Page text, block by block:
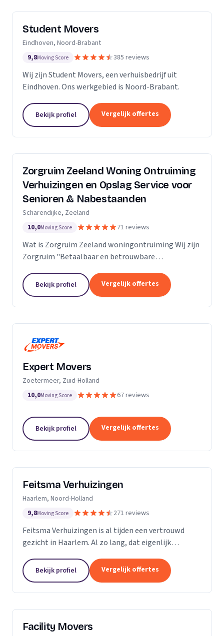
Student Movers
Eindhoven, Noord-Brabant
9,8Moving Score 385 reviews
Wij zijn Student Movers, een verhuisbedrijf uit
Eindhoven. Ons werkgebied is Noord-Brabant.
Bekijk profiel Vergelijk offertes
Zorgruim Zeeland Woning Ontruiming
Verhuizingen en Opslag Service voor
Senioren & Nabestaanden
Scharendijke, Zeeland
10,0Moving Score 71 reviews
Wat is Zorgruim Zeeland woningontruiming Wij zijn
Zorgruim "Betaalbaar en betrouwbare
kleine verhuizingen.” Onze Kwaliteit is namelijk zo
ongelofelijk...
Bekijk profiel Vergelijk offertes
Expert Movers
Zoetermeer, Zuid-Holland
10,0Moving Score 67 reviews
Bekijk profiel Vergelijk offertes
Feitsma Verhuizingen
Haarlem, Noord-Holland
9,8Moving Score 271 reviews
Feitsma Verhuizingen is al tijden een vertrouwd
gezicht in Haarlem. Al zo lang, dat eigenlijk
ooit begonnen is met verhuizen. De eerste
advertenties van...
Bekijk profiel Vergelijk offertes
Facility Movers